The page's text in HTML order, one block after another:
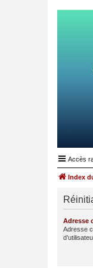
Accès
Index
Adresse
Adresse